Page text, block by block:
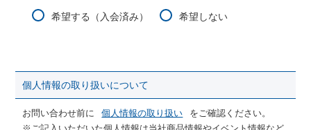
希望する（入会済み） 希望しない
個人情報の取り扱いについて
お問い合わせ前に 個人情報の取り扱い
をご確認ください。